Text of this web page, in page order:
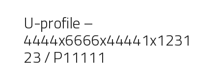
U-profile –
4444x6666x44441x1231
23 / P11111